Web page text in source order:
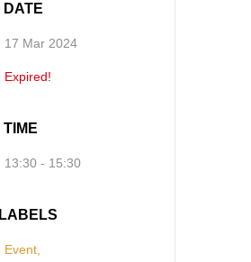
DATE
17 Mar 2024
Expired!
TIME
13:30 - 15:30
LABELS
Event,